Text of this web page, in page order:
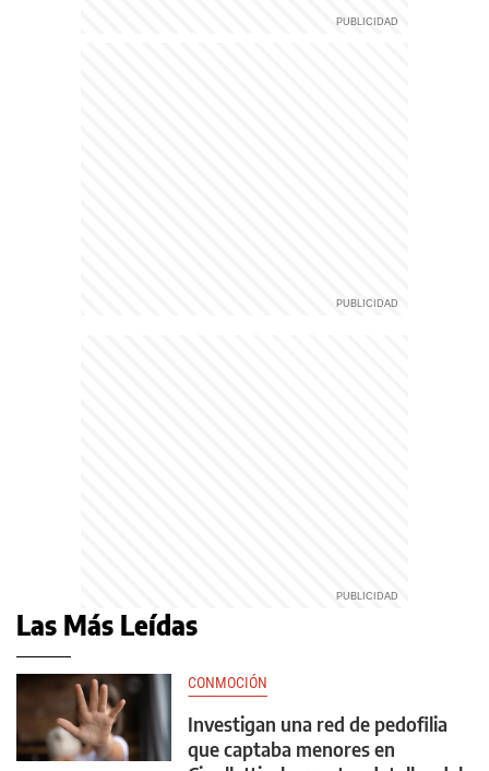
Las Más Leídas
CONMOCIÓN
Investigan una red de pedofilia
que captaba menores en